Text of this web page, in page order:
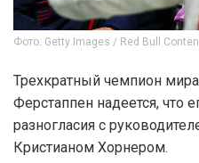
Фото: Getty Images / Red Bull
Трехкратный чемпион
Ферстаппен надеется, что
разногласия с
Кристианом Хорнером.